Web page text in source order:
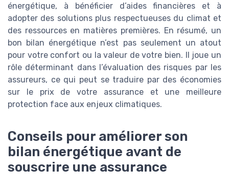
énergétique, à bénéficier d’aides financières et à
adopter des solutions plus respectueuses du climat et
des ressources en matières premières. En résumé, un
bon bilan énergétique n’est pas seulement un atout
pour votre confort ou la valeur de votre bien. Il joue un
rôle déterminant dans l’évaluation des risques par les
assureurs, ce qui peut se traduire par des économies
sur le prix de votre assurance et une meilleure
protection face aux enjeux climatiques.
Conseils pour améliorer son
bilan énergétique avant de
souscrire une assurance